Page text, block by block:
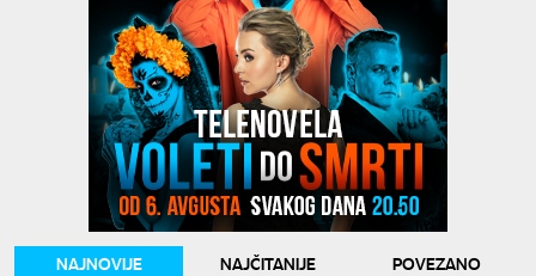
NAJNOVIJE NAJČITANIJE
POVEZANO